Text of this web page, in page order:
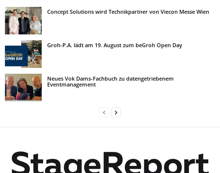
Concept Solutions wird Technikpartner von Viecon Messe Wien
Groh-P.A. lädt am 19. August zum beGroh Open Day
Neues Vok Dams-Fachbuch zu datengetriebenem
Eventmanagement